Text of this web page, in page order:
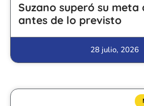
Suzano superó su meta
antes de lo previsto
28 julio, 2026